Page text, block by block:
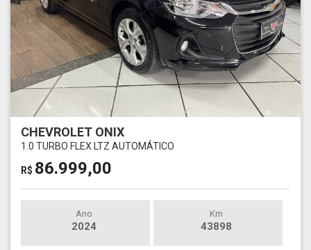
CHEVROLET ONIX
1.0 TURBO FLEX LTZ AUTOMÁTICO
R$ 86.999,00
Ano
2024
Km
43898